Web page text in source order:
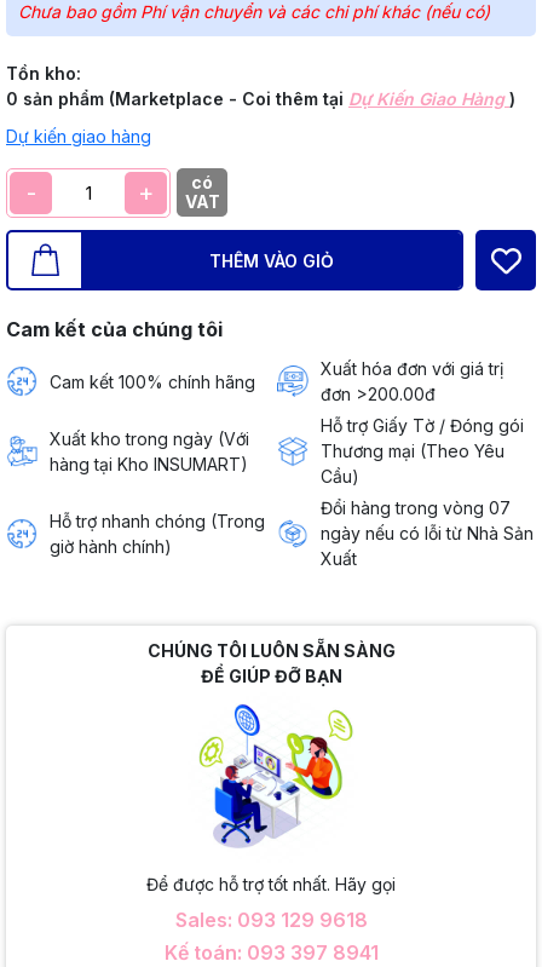
Chưa bao gồm Phí vận chuyển và các chi phí khác (nếu có)
Tồn kho:
0 sản phẩm (Marketplace - Coi thêm tại Dự Kiến Giao Hàng)
Dự kiến giao hàng
- +
có
VAT
THÊM VÀO GIỎ
Cam kết của chúng tôi
Cam kết 100% chính hãng
Xuất hóa đơn với giá trị
đơn >200.00đ
Xuất kho trong ngày (Với
hàng tại Kho INSUMART)
Hỗ trợ Giấy Tờ / Đóng gói
Thương mại (Theo Yêu
Cầu)
Hỗ trợ nhanh chóng (Trong
giờ hành chính)
Đổi hàng trong vòng 07
ngày nếu có lỗi từ Nhà Sản
Xuất
CHÚNG TÔI LUÔN SẴN SÀNG
ĐỂ GIÚP ĐỠ BẠN
Để được hỗ trợ tốt nhất. Hãy gọi
Sales: 093 129 9618
Kế toán: 093 397 8941